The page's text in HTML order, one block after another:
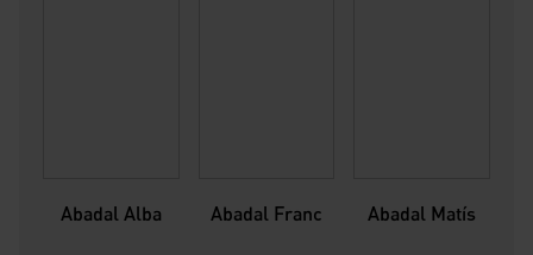
Abadal Alba Abadal Franc Abadal Matís